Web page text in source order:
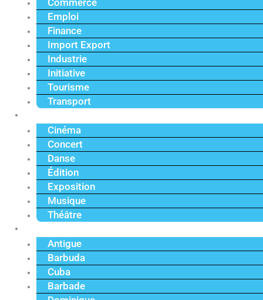
Commerce
Emploi
Finance
Import Export
Industrie
Initiative
Tourisme
Transport
Cinéma
Concert
Danse
Édition
Exposition
Musique
Théâtre
Antigue
Barbuda
Cuba
Barbade